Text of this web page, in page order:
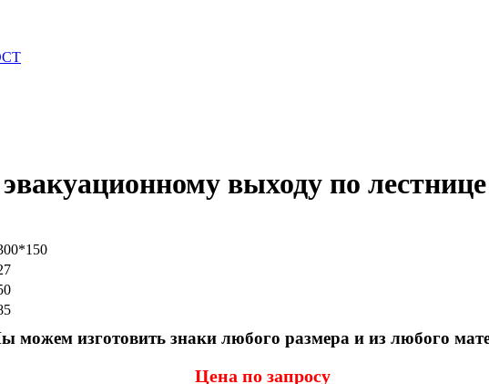
выходу по
можем изготовить знаки любого размера и из любого
Цена по запросу